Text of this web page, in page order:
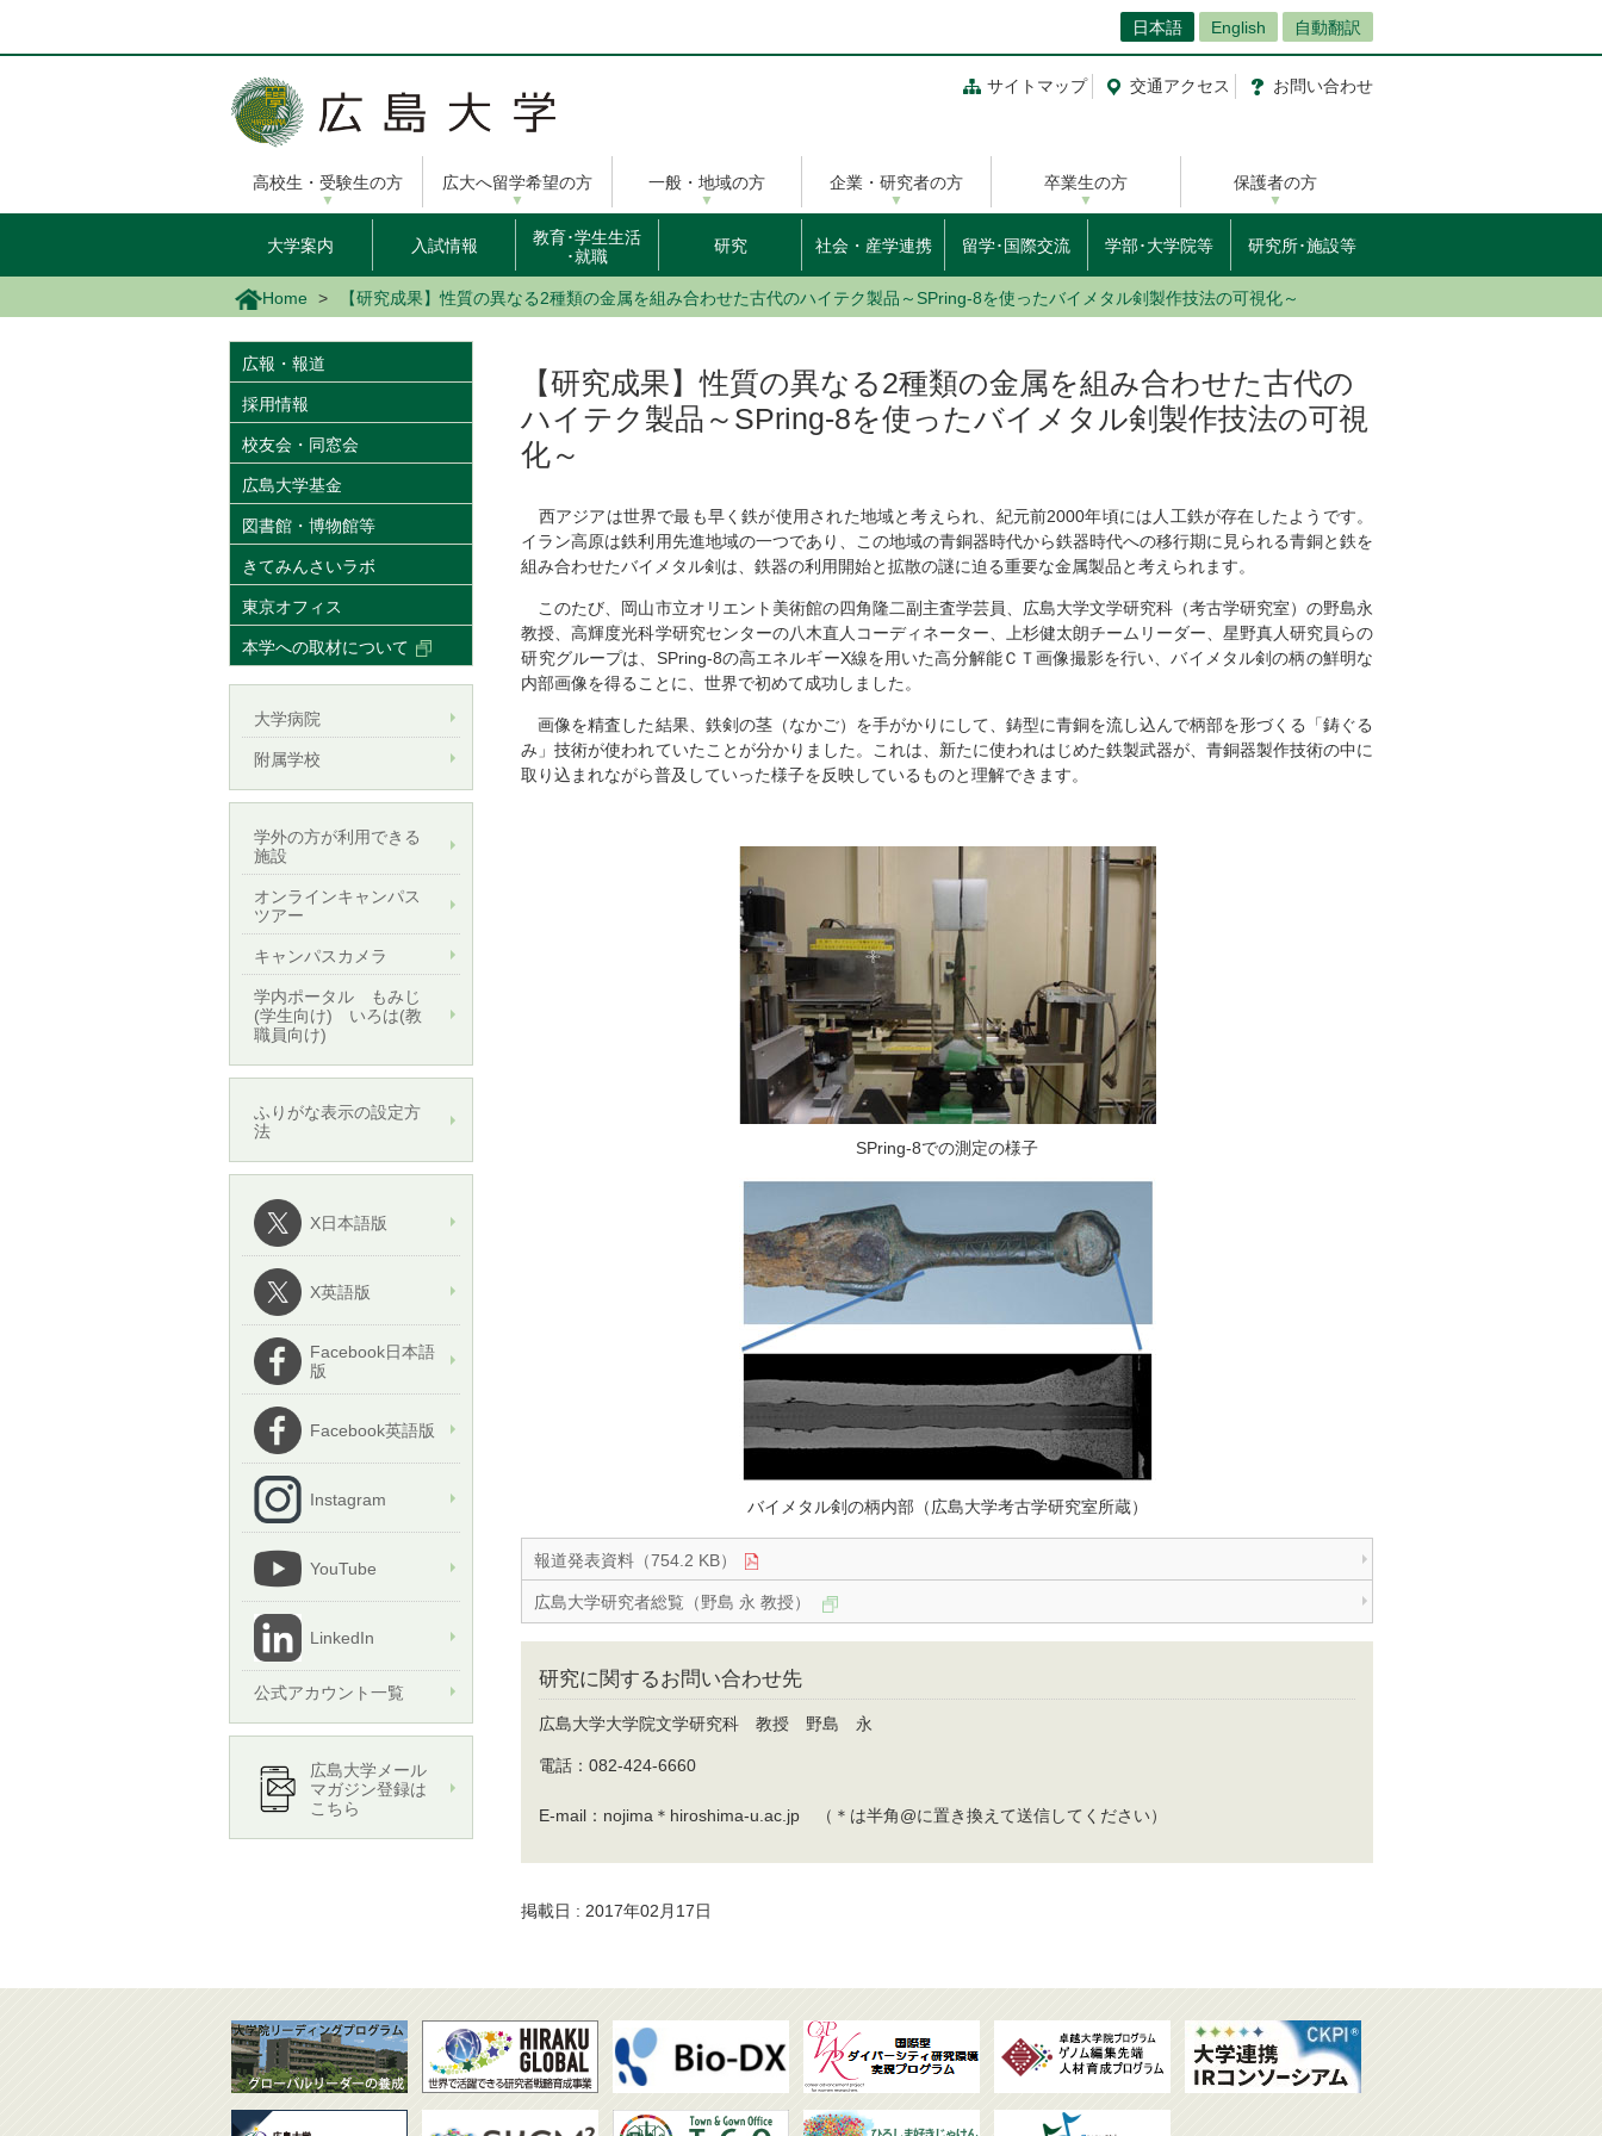
ン
に
日本語 English 自動翻訳
サイトマップ 交通アクセス お問い合わせ
高校生・受験生の方 広大へ留学希望の方 一般・地域の方 企業・研究者の方 卒業生の方 保護者の方
大学案内 入試情報
教育･学生生活
･就職
研究 社会・産学連携 留学･国際交流 学部･大学院等 研究所･施設等
Home 【研究成果】性質の異なる2種類の金属を組み合わせた古代のハイテク製品～SPring-8を使ったバイメタル剣製作技法の可視化～
【研究成果】性質の異なる2種類の金属を組み合わせた古代の
ハイテク製品～SPring-8を使ったバイメタル剣製作技法の可視
化～
西アジアは世界で最も早く鉄が使用された地域と考えられ、紀元前2000年頃には人工鉄が存在したようです。
イラン高原は鉄利用先進地域の一つであり、この地域の青銅器時代から鉄器時代への移行期に見られる青銅と鉄を
組み合わせたバイメタル剣は、鉄器の利用開始と拡散の謎に迫る重要な金属製品と考えられます。
このたび、岡山市立オリエント美術館の四角隆二副主査学芸員、広島大学文学研究科（考古学研究室）の野島永
教授、高輝度光科学研究センターの八木直人コーディネーター、上杉健太朗チームリーダー、星野真人研究員らの
研究グループは、SPring-8の高エネルギーX線を用いた高分解能ＣＴ画像撮影を行い、バイメタル剣の柄の鮮明な
内部画像を得ることに、世界で初めて成功しました。
画像を精査した結果、鉄剣の茎（なかご）を手がかりにして、鋳型に青銅を流し込んで柄部を形づくる「鋳ぐる
み」技術が使われていたことが分かりました。これは、新たに使われはじめた鉄製武器が、青銅器製作技術の中に
取り込まれながら普及していった様子を反映しているものと理解できます。
SPring-8での測定の様子
バイメタル剣の柄内部（広島大学考古学研究室所蔵）
報道発表資料（754.2 KB）
広島大学研究者総覧（野島 永 教授）
研究に関するお問い合わせ先
広島大学大学院文学研究科 教授 野島 永
電話：082-424-6660
E-mail：nojima＊hiroshima-u.ac.jp （＊は半角@に置き換えて送信してください）
掲載日 : 2017年02月17日
広報・報道
採用情報
校友会・同窓会
広島大学基金
図書館・博物館等
きてみんさいラボ
東京オフィス
本学への取材について
大学病院
附属学校
学外の方が利用できる
施設
オンラインキャンパス
ツアー
キャンパスカメラ
学内ポータル もみじ
(学生向け) いろは(教
職員向け)
ふりがな表示の設定方
法
X日本語版
X英語版
Facebook日本語
版
Facebook英語版
Instagram
YouTube
LinkedIn
公式アカウント一覧
広島大学メール
マガジン登録は
こちら